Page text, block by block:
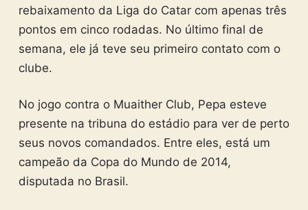
rebaixamento da Liga do Catar com apenas três
pontos em cinco rodadas. No último final de
semana, ele já teve seu primeiro contato com o
clube.
No jogo contra o Muaither Club, Pepa esteve
presente na tribuna do estádio para ver de perto
seus novos comandados. Entre eles, está um
campeão da Copa do Mundo de 2014,
disputada no Brasil.